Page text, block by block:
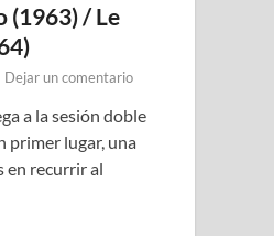
(1963) / Le
Dejar un comentario
a la sesión doble
primer lugar, una
en recurrir al